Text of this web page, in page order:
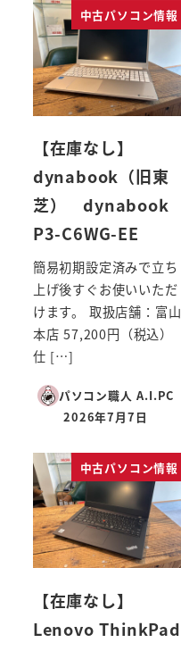
中古パソコン情報
【在庫なし】
dynabook（旧東
芝） dynabook
P3-C6WG-EE
簡易初期設定済みで立ち
上げ後すぐお使いいただ
けます。 取扱店舗：富山
本店 57,200円（税込）
仕 […]
パソコン職人 A.I.PC
投稿日
2026年7月7日
中古パソコン情報
【在庫なし】
Lenovo ThinkPad